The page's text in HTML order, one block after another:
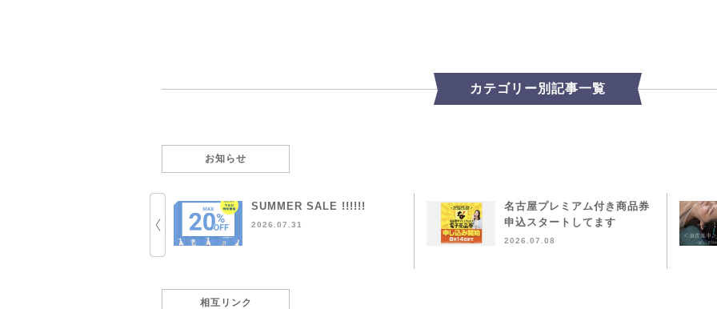
カテゴリー別記事一覧
お知らせ
SUMMER SALE !!!!!!
2026.07.31
名古屋プレミアム付き商品券
申込スタートしてます
2026.07.08
相互リンク